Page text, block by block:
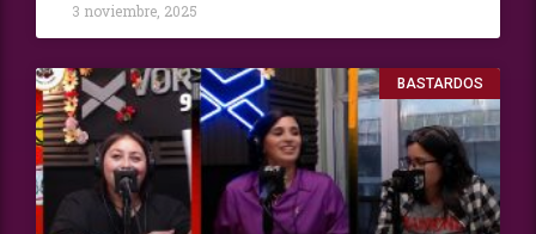
3 noviembre, 2025
BASTARDOS